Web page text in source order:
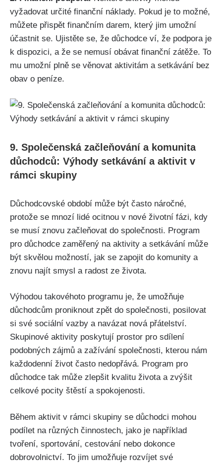
vyžadovat určité finanční náklady. Pokud je to možné,
můžete přispět finančním darem, který jim umožní
⁢účastnit se. Ujistěte⁤ se, že důchodce ví,⁣ že podpora je
k dispozici, a⁣ že se nemusí obávat finanční zátěže. To
mu umožní ⁣plně ‌se věnovat aktivitám a‍ setkávání bez
obav o peníze.
9. Společenská ‌začleňování a komunita
důchodců:​ Výhody setkávání a aktivit ⁣v
rámci skupiny
Důchodcovské období⁣ může být často náročné,
protože‌ se mnozí lidé ocitnou v nové životní fázi, kdy
se musí znovu začleňovat do společnosti. Program
pro důchodce zaměřený na aktivity a setkávání může
být skvělou možností, jak se zapojit do ⁤komunity ⁢a
znovu najít smysl a radost ze života.
Výhodou​ takovéhoto programu je, že‌ umožňuje⁢
důchodcům proniknout zpět do‍ společnosti,‍ posilovat
si své sociální vazby a navázat nová přátelství.
Skupinové aktivity poskytují prostor pro sdílení
podobných zájmů a zažívání společnosti, kterou nám
každodenní život často nedopřává. Program pro
důchodce tak může zlepšit kvalitu života a zvýšit
celkové pocity štěstí a spokojenosti.
Během aktivit v rámci skupiny se důchodci mohou
podílet na různých ‍činnostech, jako je například
tvoření, sportování, cestování nebo dokonce
dobrovolnictví. To jim umožňuje rozvíjet své